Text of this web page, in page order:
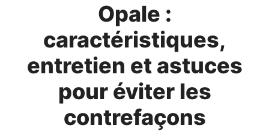
Opale :
caractéristiques,
entretien et astuces
pour éviter les
contrefaçons